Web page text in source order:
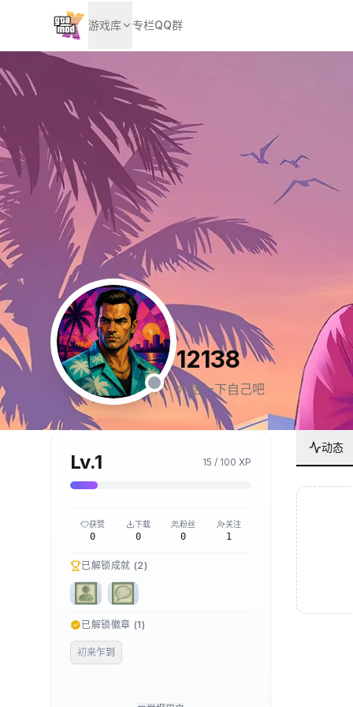
游戏库 专栏QQ群
12138
介绍一下自己吧
Lv.1 15 / 100 XP
获赞
0
下载
0
粉丝
0
关注
1
已解锁成就 (2)
已解锁徽章 (1)
初来乍到
动态